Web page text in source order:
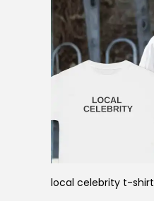
local celebrity t-shirt